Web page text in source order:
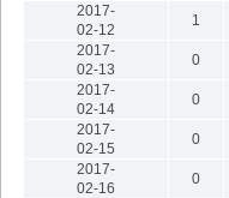
2017-
02-12
1
2017-
02-13
0
2017-
02-14
0
2017-
02-15
0
2017-
02-16
0